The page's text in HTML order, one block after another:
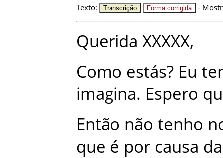
Texto: Transcrição Forma corrigida -
Querida XXXXX,
Como estás? Eu
imagina. Espero
Então não tenho
que é por causa